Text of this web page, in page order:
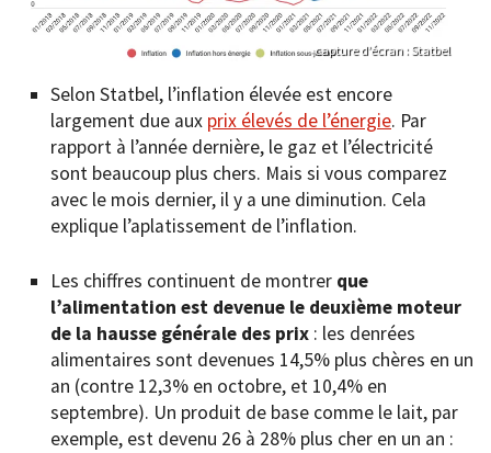
capture d’écran : Statbel
Selon Statbel, l’inflation élevée est encore
largement due aux prix élevés de l’énergie. Par
rapport à l’année dernière, le gaz et l’électricité
sont beaucoup plus chers. Mais si vous comparez
avec le mois dernier, il y a une diminution. Cela
explique l’aplatissement de l’inflation.
Les chiffres continuent de montrer que
l’alimentation est devenue le deuxième moteur
de la hausse générale des prix : les denrées
alimentaires sont devenues 14,5% plus chères en un
an (contre 12,3% en octobre, et 10,4% en
septembre). Un produit de base comme le lait, par
exemple, est devenu 26 à 28% plus cher en un an :